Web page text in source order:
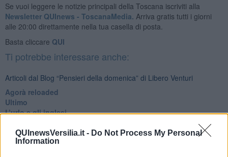
QUInewsVersilia.it - Do Not Process My Personal
Information
Se vuoi leggere le notizie principali della Toscana iscriviti alla
Newsletter QUInews - ToscanaMedia. Arriva gratis tutti i giorni
alle 20:00 direttamente nella tua casella di posta.
Basta cliccare QUI
Ti potrebbe interessare anche:
Articoli dal Blog “Pensieri della domenica” di Libero Venturi
​Agorà reloaded
Ultimo
​L’urlo e gli inglesi
Può darsi
Europei